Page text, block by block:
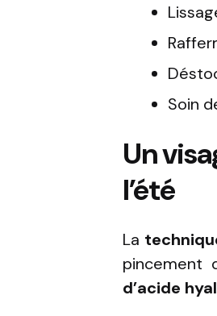
Soin
Un
l’été
La
pincement
d’acide